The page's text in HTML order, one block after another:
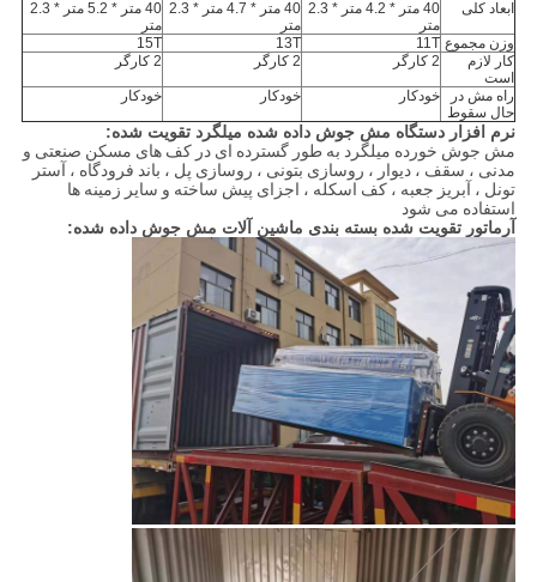
ابعاد کلی
40 متر * 4.2 متر * 2.3
متر
40 متر * 4.7 متر * 2.3
متر
40 متر * 5.2 متر * 2.3
متر
وزن مجموع 11T
13T
15T
کار لازم
است
2 کارگر 2 کارگر 2 کارگر
راه مش در
حال سقوط
خودکار خودکار خودکار
نرم افزار دستگاه مش جوش داده شده میلگرد تقویت شده:
مش جوش خورده میلگرد به طور گسترده ای در کف های مسکن صنعتی و
مدنی ، سقف ، دیوار ، روسازی بتونی ، روسازی پل ، باند فرودگاه ، آستر
تونل ، آبریز جعبه ، کف اسکله ، اجزای پیش ساخته و سایر زمینه ها
استفاده می شود
آرماتور تقویت شده بسته بندی ماشین آلات مش جوش داده شده: